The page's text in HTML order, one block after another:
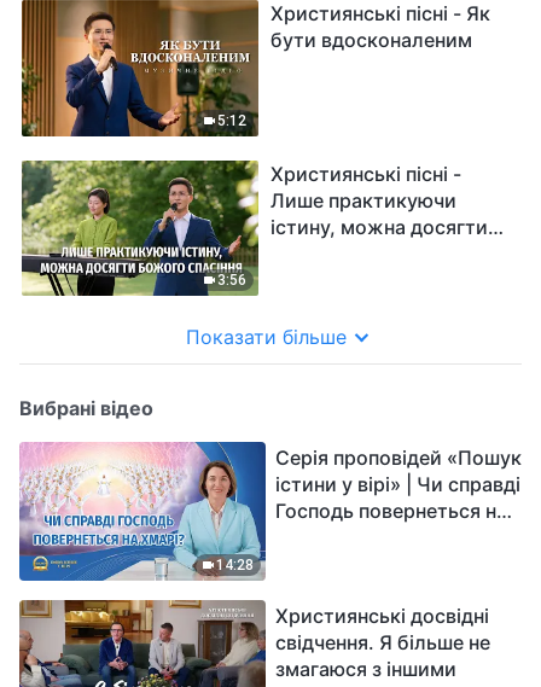
5:12
Християнські пісні - Як
бути вдосконаленим
3:56
Християнські пісні -
Лише практикуючи
істину, можна досягти
Показати більше
Вибрані відео
14:28
Серія проповідей «Пошук
істини у вірі» | Чи справді
Господь повернеться на
Християнські досвідні
свідчення. Я більше не
змагаюся з іншими